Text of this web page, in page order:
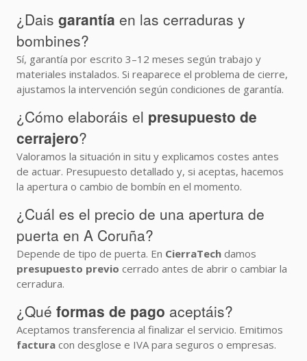
¿Dais garantía en las cerraduras y
bombines?
Sí, garantía por escrito 3–12 meses según trabajo y
materiales instalados. Si reaparece el problema de cierre,
ajustamos la intervención según condiciones de garantía.
¿Cómo elaboráis el presupuesto de
cerrajero?
Valoramos la situación in situ y explicamos costes antes
de actuar. Presupuesto detallado y, si aceptas, hacemos
la apertura o cambio de bombín en el momento.
¿Cuál es el precio de una apertura de
puerta en A Coruña?
Depende de tipo de puerta. En CierraTech damos
presupuesto previo cerrado antes de abrir o cambiar la
cerradura.
¿Qué formas de pago aceptáis?
Aceptamos transferencia al finalizar el servicio. Emitimos
factura con desglose e IVA para seguros o empresas.